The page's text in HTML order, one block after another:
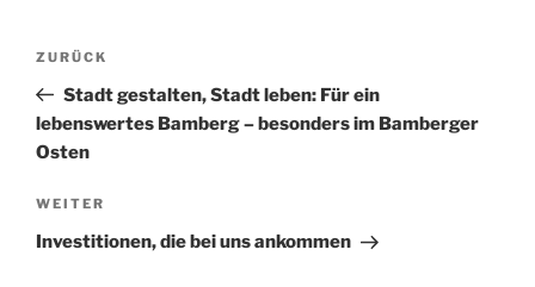
Beitragsnavigation
Vorheriger
Beitrag
ZURÜCK
Stadt gestalten, Stadt leben: Für ein
lebenswertes Bamberg – besonders im Bamberger
Osten
Nächster
Beitrag
WEITER
Investitionen, die bei uns ankommen